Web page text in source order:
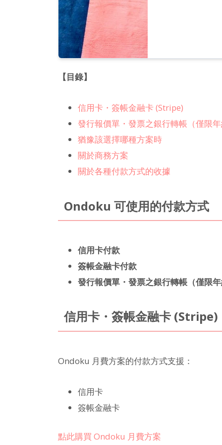
【目錄】
信用卡・簽帳金融卡 (Stripe)
發行報價單・發票之銀行轉帳（僅限
猶豫該選擇哪種方案時
關於商務方案
關於各種付款方式的收據
Ondoku 可使用的付款方式
信用卡付款
簽帳金融卡付款
發行報價單・發票之銀行轉帳（僅限
信用卡・簽帳金融卡 (Stripe)
Ondoku 月費方案的付款方式支援：
信用卡
簽帳金融卡
點此購買 Ondoku 月費方案